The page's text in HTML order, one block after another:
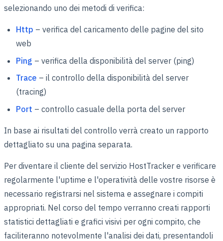
selezionando uno dei metodi di verifica:
Http – verifica del caricamento delle pagine del sito
web
Ping – verifica della disponibilità del server (ping)
Trace – il controllo della disponibilità del server
(tracing)
Port – controllo casuale della porta del server
In base ai risultati del controllo verrà creato un rapporto
dettagliato su una pagina separata.
Per diventare il cliente del servizio HostTracker e verificare
regolarmente l'uptime e l'operatività delle vostre risorse è
necessario registrarsi nel sistema e assegnare i compiti
appropriati. Nel corso del tempo verranno creati rapporti
statistici dettagliati e grafici visivi per ogni compito, che
faciliteranno notevolmente l'analisi dei dati, presentandoli